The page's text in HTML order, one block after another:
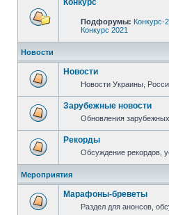
Конкурс
Подфорумы: Конкурс-
Конкурс 2021
Новости
Новости
Новости Украины,
Зарубежные новости
Обновления
Рекорды
Обсуждение рекордов,
Мероприятия
Марафоны-бреветы
Раздел для анонсов,